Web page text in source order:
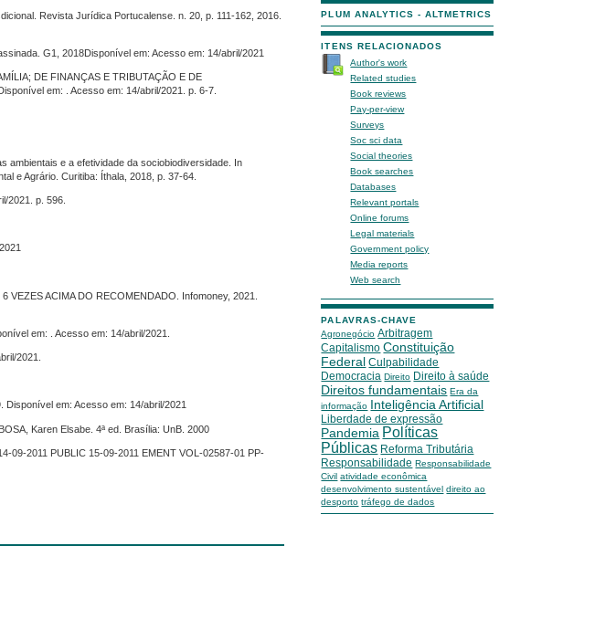
PLUM ANALYTICS - ALTMETRICS
ITENS RELACIONADOS
Author's work
Related studies
Book reviews
Pay-per-view
Surveys
Soc sci data
Social theories
Book searches
Databases
Relevant portals
Online forums
Legal materials
Government policy
Media reports
Web search
PALAVRAS-CHAVE
Agronegócio Arbitragem
Capitalismo Constituição
Federal Culpabilidade
Democracia Direito Direito à saúde
Direitos fundamentais Era da
informação Inteligência Artificial
Liberdade de expressão
Pandemia Políticas
Públicas Reforma Tributária
Responsabilidade Responsabilidade
Civil atividade econômica
desenvolvimento sustentável direito ao
desporto tráfego de dados
Revista Jurídica Portucalense. n. 20, p. 111-162, 2016.
G1, 2018Disponível em: Acesso em: 14/abril/2021
DE FINANÇAS E TRIBUTAÇÃO E DE
em: . Acesso em: 14/abril/2021. p. 6-7.
ambientais e a efetividade da sociobiodiversidade. In
e Agrário. Curitiba: Íthala, 2018, p. 37-64.
2021. p. 596.
VEZES ACIMA DO RECOMENDADO. Infomoney, 2021.
em: . Acesso em: 14/abril/2021.
2021.
Disponível em: Acesso em: 14/abril/2021
Karen Elsabe. 4ª ed. Brasília: UnB. 2000
09-2011 PUBLIC 15-09-2011 EMENT VOL-02587-01 PP-